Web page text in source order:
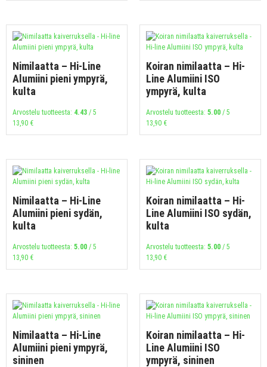
Nimilaatta – Hi-Line
Alumiini pieni ympyrä,
kulta
Arvostelu tuotteesta: 4.43 / 5
13,90 €
Koiran nimilaatta – Hi-
Line Alumiini ISO
ympyrä, kulta
Arvostelu tuotteesta: 5.00 / 5
13,90 €
Nimilaatta – Hi-Line
Alumiini pieni sydän,
kulta
Arvostelu tuotteesta: 5.00 / 5
13,90 €
Koiran nimilaatta – Hi-
Line Alumiini ISO sydän,
kulta
Arvostelu tuotteesta: 5.00 / 5
13,90 €
Nimilaatta – Hi-Line
Alumiini pieni ympyrä,
sininen
Koiran nimilaatta – Hi-
Line Alumiini ISO
ympyrä, sininen